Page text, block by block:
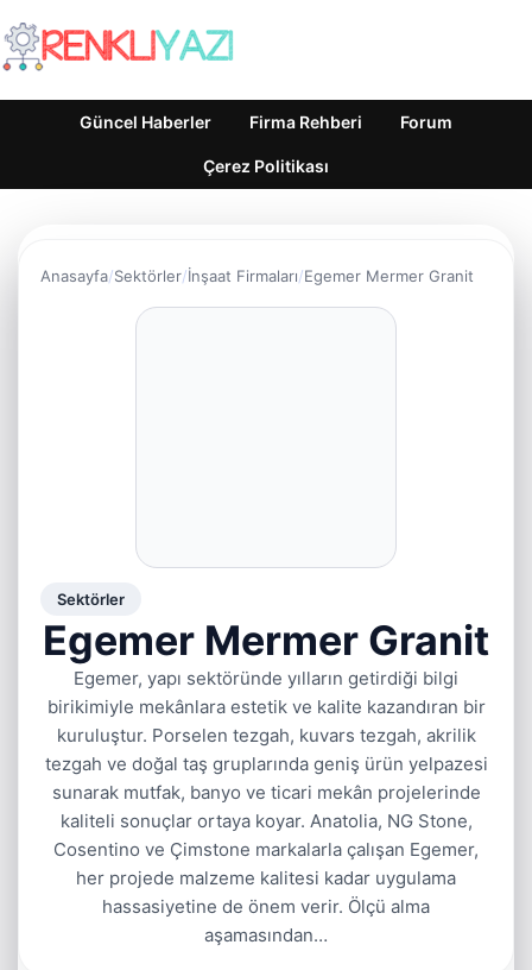
Güncel Haberler Firma Rehberi Forum
Çerez Politikası
Anasayfa Sektörler İnşaat Firmaları Egemer Mermer Granit
Sektörler
Egemer Mermer Granit
Egemer, yapı sektöründe yılların getirdiği bilgi
birikimiyle mekânlara estetik ve kalite kazandıran bir
kuruluştur. Porselen tezgah, kuvars tezgah, akrilik
tezgah ve doğal taş gruplarında geniş ürün yelpazesi
sunarak mutfak, banyo ve ticari mekân projelerinde
kaliteli sonuçlar ortaya koyar. Anatolia, NG Stone,
Cosentino ve Çimstone markalarla çalışan Egemer,
her projede malzeme kalitesi kadar uygulama
hassasiyetine de önem verir. Ölçü alma
aşamasından…